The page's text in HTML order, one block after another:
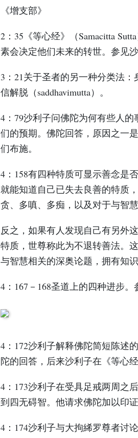
《增支部》
2：35《等心经》（Samacitta
素会决定他们未来的转世。参见
3：21关于圣者的另一种分类法：
信解脱（saddhavimutta）。
4：79沙利子问佛陀为何有些人
们的预期。佛陀回答，原因之一
们布施。
4：158有四种特质可显示善念是
就能知道自己已失去良善的特质
贪、多嗔、多痴，以及对于与智
反之，如果有人发现自己有另外
特质，世尊称此为不退转善法。
与智慧相关的深奥论题，拥有知识
4：167－168圣道上的四种进步。
4：172沙利子解释佛陀简短陈述
陀的回答，后来沙利子在《等心
4：173沙利子在受具足戒两周之
到四无碍智。他请求佛陀加以印
4：174沙利子与大拘絺罗尊者讨